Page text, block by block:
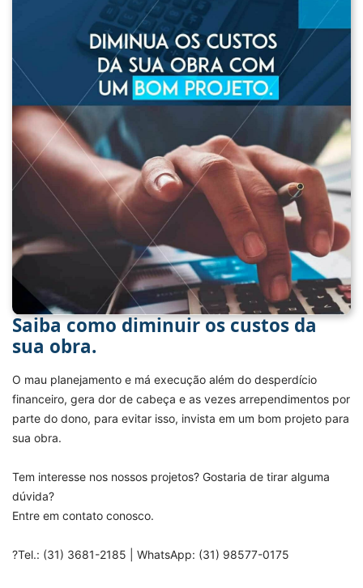
Saiba como diminuir os custos da
sua obra.
O mau planejamento e má execução além do desperdício
financeiro, gera dor de cabeça e as vezes arrependimentos por
parte do dono, para evitar isso, invista em um bom projeto para
sua obra.
Tem interesse nos nossos projetos? Gostaria de tirar alguma
dúvida?
Entre em contato conosco.
?Tel.: (31) 3681-2185 | WhatsApp: (31) 98577-0175